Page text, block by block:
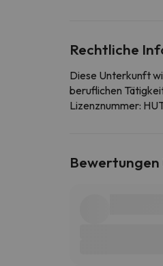
Rechtliche
Diese Unterkunft
beruflichen
Lizenznummer:
Bewertungen